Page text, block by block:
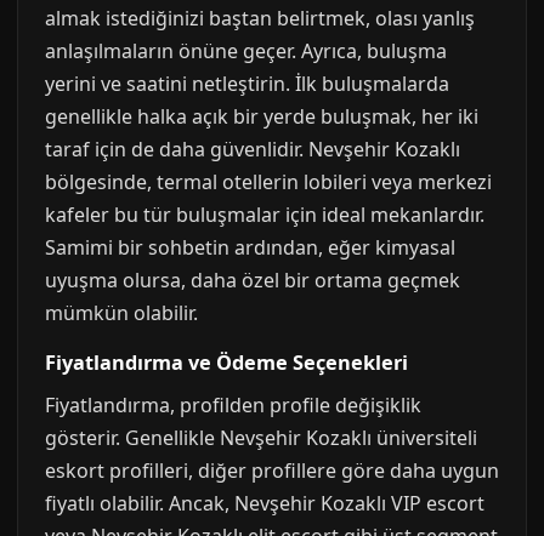
almak istediğinizi baştan belirtmek, olası yanlış
anlaşılmaların önüne geçer. Ayrıca, buluşma
yerini ve saatini netleştirin. İlk buluşmalarda
genellikle halka açık bir yerde buluşmak, her iki
taraf için de daha güvenlidir. Nevşehir Kozaklı
bölgesinde, termal otellerin lobileri veya merkezi
kafeler bu tür buluşmalar için ideal mekanlardır.
Samimi bir sohbetin ardından, eğer kimyasal
uyuşma olursa, daha özel bir ortama geçmek
mümkün olabilir.
Fiyatlandırma ve Ödeme Seçenekleri
Fiyatlandırma, profilden profile değişiklik
gösterir. Genellikle Nevşehir Kozaklı üniversiteli
eskort profilleri, diğer profillere göre daha uygun
fiyatlı olabilir. Ancak, Nevşehir Kozaklı VIP escort